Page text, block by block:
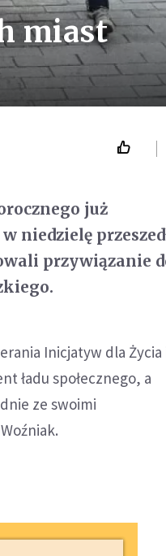
miast
już
niedzielę
przywiązanie
Inicjatyw dla Życia
ładu społecznego, a
ze swoimi